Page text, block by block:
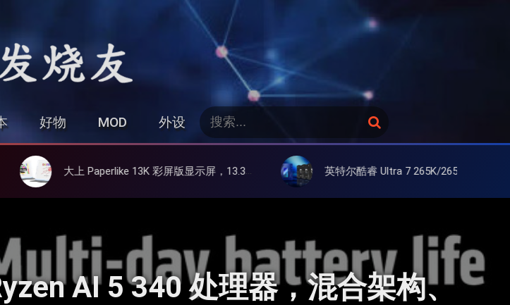
好物 MOD 外设
搜
索
：
搜
大上 Paperlike 13K 彩屏版显示屏，13.3英寸高刷彩色墨水屏 英特尔酷睿 Ultra 7 265K/265KF 官降100美元促销，快和酷睿 Ultra 5 差不多了
AI 5 340 处理器，混合架构、